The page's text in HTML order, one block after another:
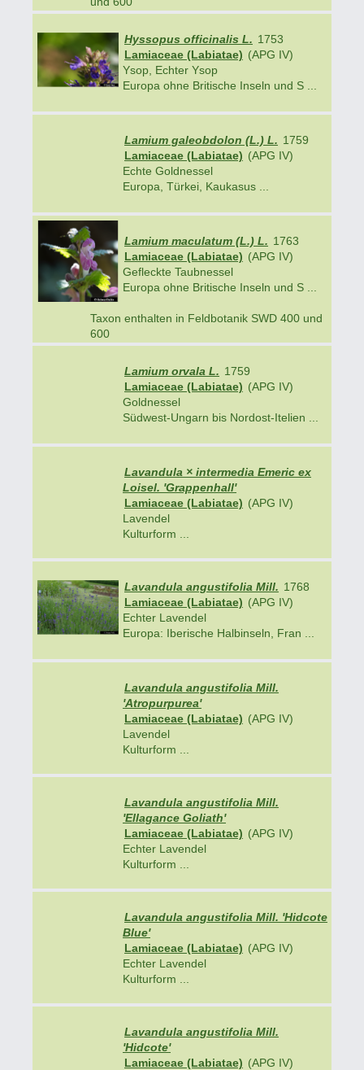
Hyssopus officinalis L. 1753
Lamiaceae (Labiatae) (APG IV)
Ysop, Echter Ysop
Europa ohne Britische Inseln und S ...
Lamium galeobdolon (L.) L. 1759
Lamiaceae (Labiatae) (APG IV)
Echte Goldnessel
Europa, Türkei, Kaukasus ...
Lamium maculatum (L.) L. 1763
Lamiaceae (Labiatae) (APG IV)
Gefleckte Taubnessel
Europa ohne Britische Inseln und S ...
Taxon enthalten in Feldbotanik SWD 400 und
600
Lamium orvala L. 1759
Lamiaceae (Labiatae) (APG IV)
Goldnessel
Südwest-Ungarn bis Nordost-Itelien ...
Lavandula × intermedia Emeric ex
Loisel. 'Grappenhall'
Lamiaceae (Labiatae) (APG IV)
Lavendel
Kulturform ...
Lavandula angustifolia Mill. 1768
Lamiaceae (Labiatae) (APG IV)
Echter Lavendel
Europa: Iberische Halbinseln, Fran ...
Lavandula angustifolia Mill.
'Atropurpurea'
Lamiaceae (Labiatae) (APG IV)
Lavendel
Kulturform ...
Lavandula angustifolia Mill.
'Ellagance Goliath'
Lamiaceae (Labiatae) (APG IV)
Echter Lavendel
Kulturform ...
Lavandula angustifolia Mill. 'Hidcote
Blue'
Lamiaceae (Labiatae) (APG IV)
Echter Lavendel
Kulturform ...
Lavandula angustifolia Mill.
'Hidcote'
Lamiaceae (Labiatae) (APG IV)